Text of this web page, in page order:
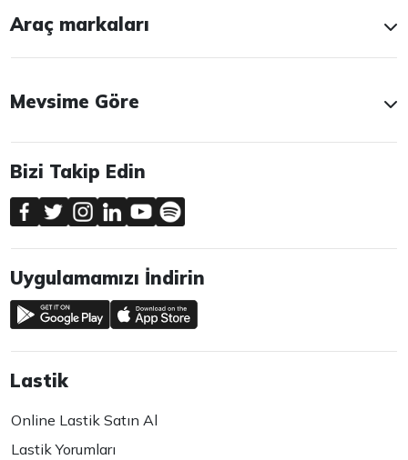
Araç markaları
Mevsime Göre
Bizi Takip Edin
Uygulamamızı İndirin
Lastik
Online Lastik Satın Al
Lastik Yorumları